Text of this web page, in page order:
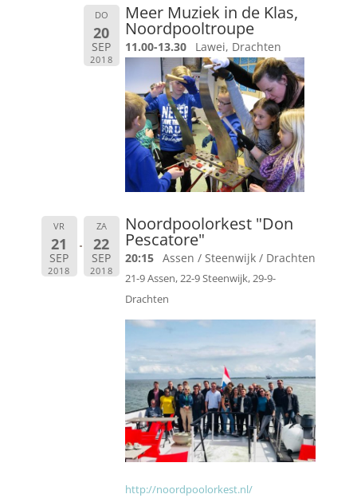
DO
20
SEP
2018
Meer Muziek in de Klas,
Noordpooltroupe
11.00-13.30 Lawei, Drachten
VR
21
SEP
2018
ZA
22
SEP
2018
Noordpoolorkest "Don
Pescatore"
20:15 Assen / Steenwijk / Drachten
21-9 Assen, 22-9 Steenwijk, 29-9-
Drachten
http://noordpoolorkest.nl/